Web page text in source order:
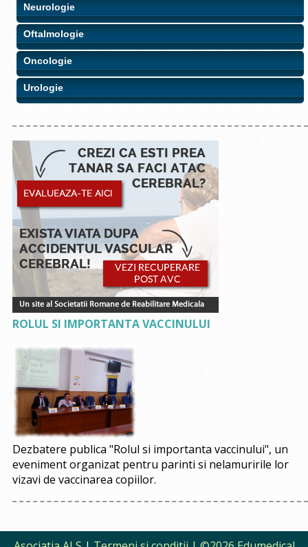
Neurologie
Oftalmologie
Oncologie
Urologie
ROLUL SI IMPORTANTA VACCINULUI
Dezbatere publica "Rolul si importanta vaccinului", un
eveniment organizat pentru parinti si nelamuririle lor
vizavi de vaccinarea copiilor.